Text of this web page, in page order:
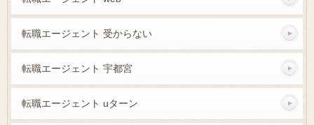
転職エージェント 受からない
転職エージェント 宇都宮
転職エージェント uターン